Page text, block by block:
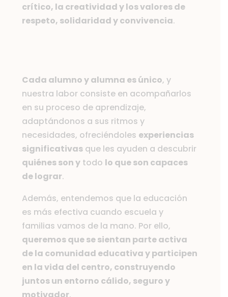
crítico, la creatividad y los valores de
respeto, solidaridad y convivencia.
Cada alumno y alumna es único, y
nuestra labor consiste en acompañarlos
en su proceso de aprendizaje,
adaptándonos a sus ritmos y
necesidades, ofreciéndoles experiencias
significativas que les ayuden a descubrir
quiénes son y todo lo que son capaces
de lograr.
Además, entendemos que la educación
es más efectiva cuando escuela y
familias vamos de la mano. Por ello,
queremos que se sientan parte activa
de la comunidad educativa y participen
en la vida del centro, construyendo
juntos un entorno cálido, seguro y
motivador.